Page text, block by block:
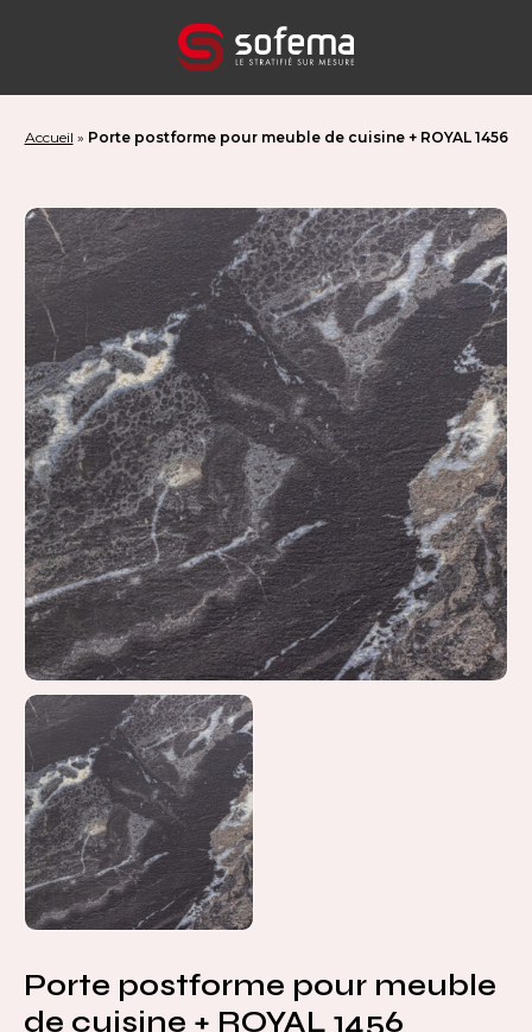
Accueil » Porte postforme pour meuble de cuisine + ROYAL 1456
Porte postforme pour meuble
de cuisine + ROYAL 1456